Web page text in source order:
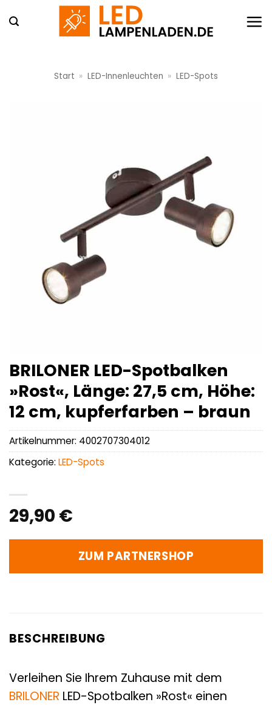
Inhalt
Start » LED-Innenleuchten » LED-Spots
BRILONER LED-Spotbalken
»Rost«, Länge: 27,5 cm, Höhe:
12 cm, kupferfarben – braun
29,90 €
ZUM PARTNERSHOP
Artikelnummer: 4002707304012
Kategorie: LED-Spots
BESCHREIBUNG
Verleihen Sie Ihrem Zuhause mit dem
BRILONER LED-Spotbalken »Rost« einen